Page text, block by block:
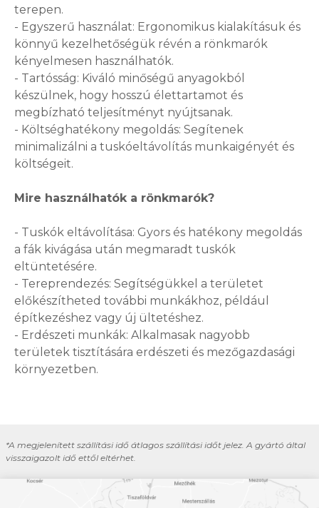
terepen.
- Egyszerű használat: Ergonomikus kialakításuk és
könnyű kezelhetőségük révén a rönkmarók
kényelmesen használhatók.
- Tartósság: Kiváló minőségű anyagokból
készülnek, hogy hosszú élettartamot és
megbízható teljesítményt nyújtsanak.
- Költséghatékony megoldás: Segítenek
minimalizálni a tuskóeltávolítás munkaigényét és
költségeit.
Mire használhatók a rönkmarók?
- Tuskók eltávolítása: Gyors és hatékony megoldás
a fák kivágása után megmaradt tuskók
eltüntetésére.
- Tereprendezés: Segítségükkel a területet
előkészítheted további munkákhoz, például
építkezéshez vagy új ültetéshez.
- Erdészeti munkák: Alkalmasak nagyobb
területek tisztítására erdészeti és mezőgazdasági
környezetben.
*A megjelenített szállítási idő átlagos szállítási időt jelez. A gyártó által
visszaigazolt idő ettől eltérhet.